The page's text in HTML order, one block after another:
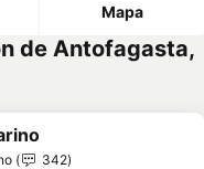
Mapa
de Antofagasta,
a favoritos
342